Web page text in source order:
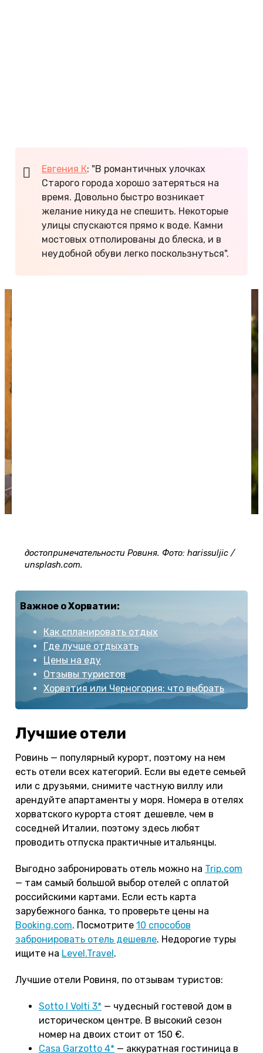
Евгения К: "В романтичных улочках
Старого города хорошо затеряться на
время. Довольно быстро возникает
желание никуда не спешить. Некоторые
улицы спускаются прямо к воде. Камни
мостовых отполированы до блеска, и в
неудобной обуви легко поскользнуться".
достопримечательности Ровиня. Фото: harissuljic /
unsplash.com.
Важное о Хорватии:
Как спланировать отдых
Где лучше отдыхать
Цены на еду
Отзывы туристов
Хорватия или Черногория: что выбрать
Лучшие отели
Ровинь — популярный курорт, поэтому на нем
есть отели всех категорий. Если вы едете семьей
или с друзьями, снимите частную виллу или
арендуйте апартаменты у моря. Номера в отелях
хорватского курорта стоят дешевле, чем в
соседней Италии, поэтому здесь любят
проводить отпуска практичные итальянцы.
Выгодно забронировать отель можно на Trip.com
— там самый большой выбор отелей с оплатой
российскими картами. Если есть карта
зарубежного банка, то проверьте цены на
Booking.com. Посмотрите 10 способов
забронировать отель дешевле. Недорогие туры
ищите на Level.Travel.
Лучшие отели Ровиня, по отзывам туристов:
Sotto I Volti 3* — чудесный гостевой дом в
историческом центре. В высокий сезон
номер на двоих стоит от 150 €.
Casa Garzotto 4* — аккуратная гостиница в